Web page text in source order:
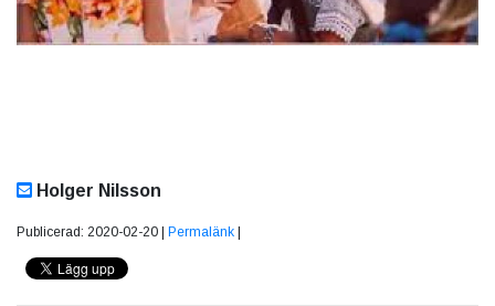
Holger Nilsson
Publicerad: 2020-02-20 | Permalänk |